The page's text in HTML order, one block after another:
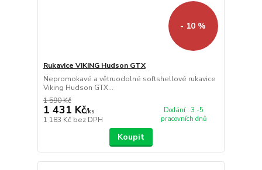
- 10 %
Rukavice VIKING Hudson GTX
Nepromokavé a větruodolné softshellové rukavice
Viking Hudson GTX...
1 590 Kč
1 431 Kč/ks
1 183 Kč bez DPH
Dodání : 3 -5
pracovních dnů
Koupit